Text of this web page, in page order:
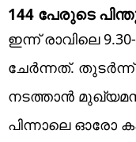
144 പേരുടെ
ഇന്ന് രാവിലെ
ചേർന്നത്.
നടത്താൻ
പിന്നാലെ ഓരോ